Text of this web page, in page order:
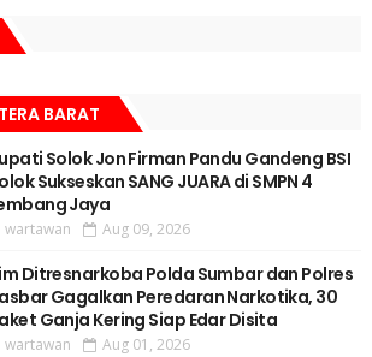
BARAT
Solok Jon Firman Pandu Gandeng BSI
Sukseskan SANG JUARA di SMPN 4
Jaya
wartawan Aug 09, 2026
Ditresnarkoba Polda Sumbar dan Polres
Gagalkan Peredaran Narkotika, 30
Ganja Kering Siap Edar Disita
wartawan Aug 01, 2026